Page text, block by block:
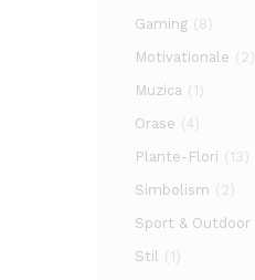
Gaming (8)
Motivationale (2)
Muzica (1)
Orase (4)
Plante-Flori (13)
Simbolism (2)
Sport & Outdoor
Stil (1)